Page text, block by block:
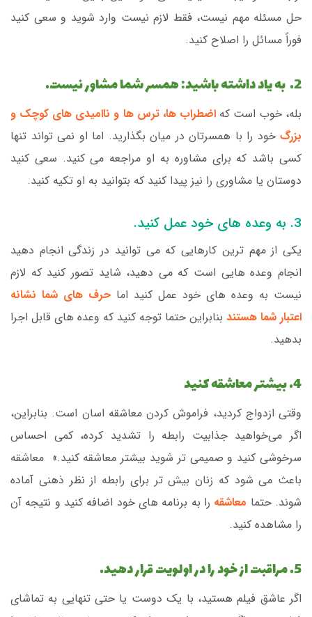
حل مسئله مهم نیست، فقط لازم نیست وارد شوید و سعی کنید
فوراً مسائل را اصلاح کنید.
2. به یاد داشته باشید: همسر شما مشاور نیست.
بله، خوب است که اضطراب ها، ترس ها و ناامیدی های کوچک و
بزرگ خود را با همسرتان در میان بگذارید. اما او نمی تواند تنها
کسی باشد که برای مشاوره به او مراجعه می کنید. سعی کنید
دوستان یا مشاوری را نیز پیدا کنید که بتوانید به او تکیه کنید.
3. به وعده های خود عمل کنید.
یکی از مهم ترین کارهایی که می توانید در زندگی انجام دهید
انجام وعده هایی است که می دهید، شاید تصور کنید که لازم
نیست به وعده های خود عمل کنید اما حرف های شما نشانه
اعتبار شما هستند بنابراین حتما توجه کنید که وعده های قابل اجرا
بدهید.
4. بیشتر معاشقه کنید
وقتی ازدواج کردید، فراموش کردن معاشقه اسان است. بنابراین،
اگر می‌خواهید جذابیت رابطه را تشدید کرده، کمی احساس
سرخوشی کنید و صمیمی تر شوید بیشتر معاشقه کنید.» معاشقه
باعث می شود که زنان بیش تر برای رابطه از نظر ذهنی آماده
شوند. حتما معاشقه را به برنامه های خود اضافه کنید و نتیجه آن
را مشاهده کنید.
5. مراقبت از خود را در اولویت قرار دهید.
اگر عاشق فیلم هستید، با یک دوست یا حتی تنهایی به تماشای